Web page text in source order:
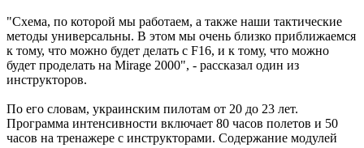
"Схема, по которой мы работаем, а также наши тактические
методы универсальны. В этом мы очень близко приближаемся
к тому, что можно будет делать с F16, и к тому, что можно
будет проделать на Mirage 2000", - рассказал один из
инструкторов.
По его словам, украинским пилотам от 20 до 23 лет.
Программа интенсивности включает 80 часов полетов и 50
часов на тренажере с инструкторами. Содержание модулей